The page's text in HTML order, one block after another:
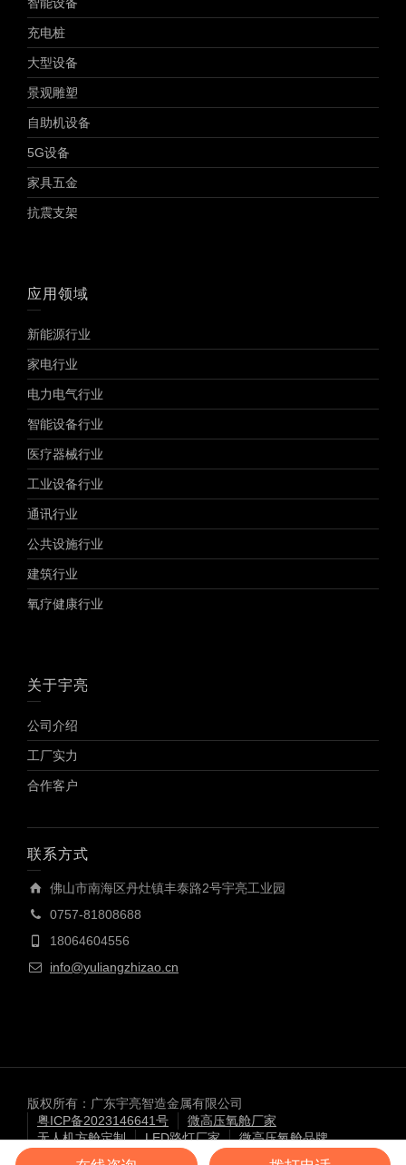
充电桩
大型设备
景观雕塑
自助机设备
5G设备
家具五金
抗震支架
应用领域
新能源行业
家电行业
电力电气行业
智能设备行业
医疗器械行业
工业设备行业
通讯行业
公共设施行业
建筑行业
氧疗健康行业
关于宇亮
公司介绍
工厂实力
合作客户
联系方式
佛山市南海区丹灶镇丰泰路2号宇亮工业园
0757-81808688
18064604556
info@yuliangzhizao.cn
版权所有：广东宇亮智造金属有限公司
粤ICP备2023146641号
微高压氧舱厂家
无人机方舱定制
LED路灯厂家
微高压氧舱品牌
无人机方舱厂家